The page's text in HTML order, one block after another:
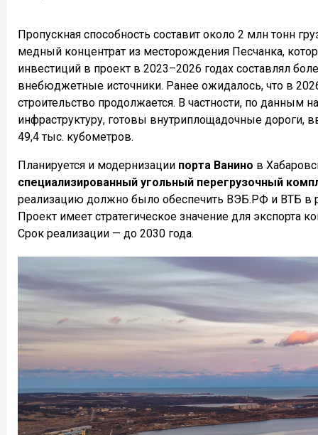
Пропускная способность составит около 2 млн тонн
медный концентрат из месторождения Песчанка,
инвестиций в проект в 2023–2026 годах составлял
внебюджетные источники. Ранее ожидалось, что в
строительство продолжается. В частности, по
инфраструктуру, готовы внутриплощадочные
49,4 тыс. кубометров.
Планируется и модернизации порта Ванино в
специализированный угольный перегрузочный
реализацию должно было обеспечить ВЭБ.РФ и ВТБ в
Проект имеет стратегическое значение для экспорта
Срок реализации — до 2030 года.